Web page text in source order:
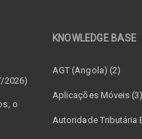
2026)
o
KNOWLEDGE BASE
AGT (Angola) (2)
Aplicações Móveis (3)
Autoridade Tributária